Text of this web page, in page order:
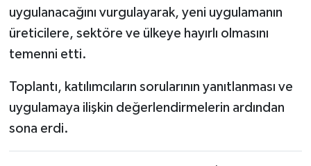
uygulanacağını vurgulayarak, yeni uygulamanın
üreticilere, sektöre ve ülkeye hayırlı olmasını
temenni etti.
Toplantı, katılımcıların sorularının yanıtlanması ve
uygulamaya ilişkin değerlendirmelerin ardından
sona erdi.